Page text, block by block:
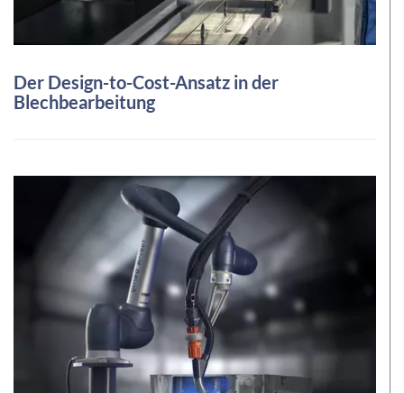
Der Design-to-Cost-Ansatz in der
Blechbearbeitung